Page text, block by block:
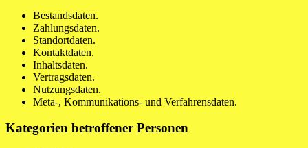
Bestandsdaten.
Zahlungsdaten.
Standortdaten.
Kontaktdaten.
Inhaltsdaten.
Vertragsdaten.
Nutzungsdaten.
Meta-, Kommunikations- und Verfahrensdaten.
Kategorien betroffener Personen